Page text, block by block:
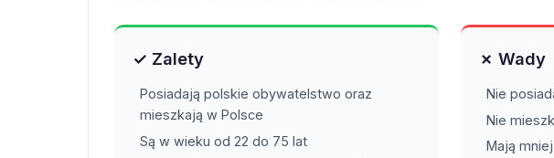
✓ Zalety
Posiadają polskie obywatelstwo oraz
mieszkają w Polsce
Są w wieku od 22 do 75 lat
✗ Wady
Nie
Nie
Mają